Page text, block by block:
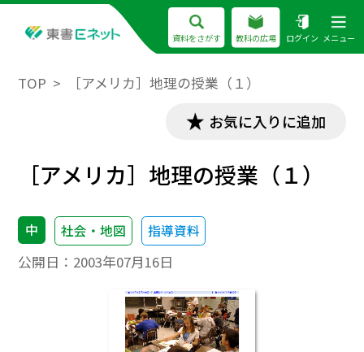
資料をさがす 教科の広場 ログイン メニュー
TOP ［アメリカ］地理の授業（１）
お気に入りに追加
［アメリカ］地理の授業（１）
中 社会・地図 指導資料
公開日： 2003年07月16日